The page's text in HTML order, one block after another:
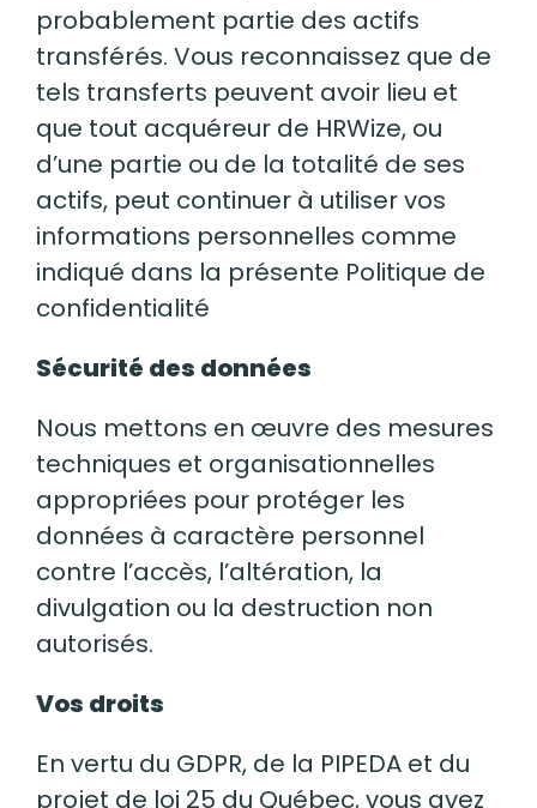
probablement partie des actifs
transférés. Vous reconnaissez que de
tels transferts peuvent avoir lieu et
que tout acquéreur de HRWize, ou
d’une partie ou de la totalité de ses
actifs, peut continuer à utiliser vos
informations personnelles comme
indiqué dans la présente Politique de
confidentialité
Sécurité des données
Nous mettons en œuvre des mesures
techniques et organisationnelles
appropriées pour protéger les
données à caractère personnel
contre l’accès, l’altération, la
divulgation ou la destruction non
autorisés.
Vos droits
En vertu du GDPR, de la PIPEDA et du
projet de loi 25 du Québec, vous avez